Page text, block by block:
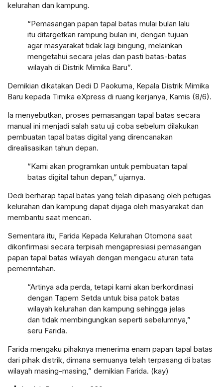
kelurahan dan kampung.
“Pemasangan papan tapal batas mulai bulan lalu
itu ditargetkan rampung bulan ini, dengan tujuan
agar masyarakat tidak lagi bingung, melainkan
mengetahui secara jelas dan pasti batas-batas
wilayah di Distrik Mimika Baru”.
Demikian dikatakan Dedi D Paokuma, Kepala Distrik Mimika
Baru kepada Timika eXpress di ruang kerjanya, Kamis (8/6).
Ia menyebutkan, proses pemasangan tapal batas secara
manual ini menjadi salah satu uji coba sebelum dilakukan
pembuatan tapal batas digital yang direncanakan
direalisasikan tahun depan.
“Kami akan programkan untuk pembuatan tapal
batas digital tahun depan,” ujarnya.
Dedi berharap tapal batas yang telah dipasang oleh petugas
kelurahan dan kampung dapat dijaga oleh masyarakat dan
membantu saat mencari.
Sementara itu, Farida Kepada Kelurahan Otomona saat
dikonfirmasi secara terpisah mengapresiasi pemasangan
papan tapal batas wilayah dengan mengacu aturan tata
pemerintahan.
“Artinya ada perda, tetapi kami akan berkordinasi
dengan Tapem Setda untuk bisa patok batas
wilayah kelurahan dan kampung sehingga jelas
dan tidak membingungkan seperti sebelumnya,”
seru Farida.
Farida mengaku pihaknya menerima enam papan tapal batas
dari pihak distrik, dimana semuanya telah terpasang di batas
wilayah masing-masing,” demikian Farida. (kay)